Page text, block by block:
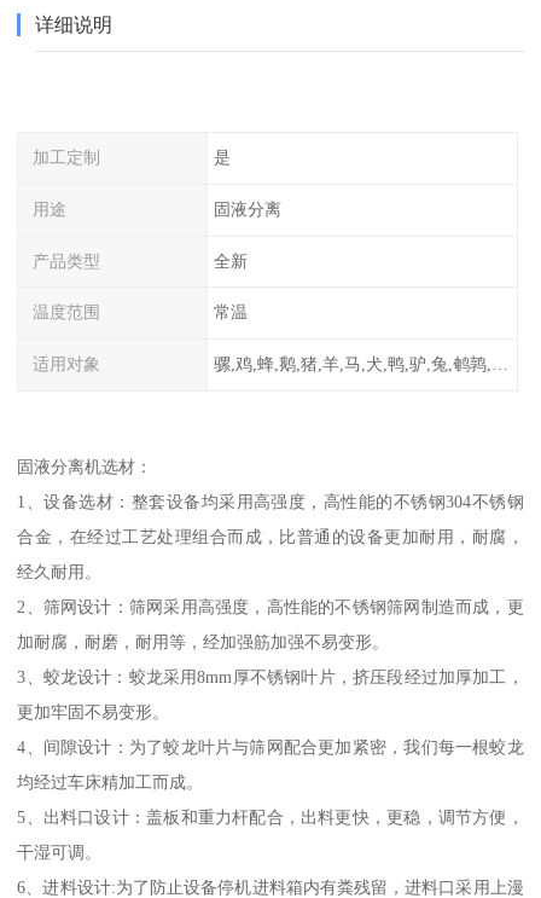
详细说明
加工定制 是
用途 固液分离
产品类型 全新
温度范围 常温
适用对象 骡,鸡,蜂,鹅,猪,羊,马,犬,鸭,驴,兔,鹌鹑,牛,鸽
固液分离机选材：
1、设备选材：整套设备均采用高强度，高性能的不锈钢304不锈钢
合金，在经过工艺处理组合而成，比普通的设备更加耐用，耐腐，
经久耐用。
2、筛网设计：筛网采用高强度，高性能的不锈钢筛网制造而成，更
加耐腐，耐磨，耐用等，经加强筋加强不易变形。
3、蛟龙设计：蛟龙采用8mm厚不锈钢叶片，挤压段经过加厚加工，
更加牢固不易变形。
4、间隙设计：为了蛟龙叶片与筛网配合更加紧密，我们每一根蛟龙
均经过车床精加工而成。
5、出料口设计：盖板和重力杆配合，出料更快，更稳，调节方便，
干湿可调。
6、进料设计:为了防止设备停机进料箱内有粪残留，进料口采用上漫